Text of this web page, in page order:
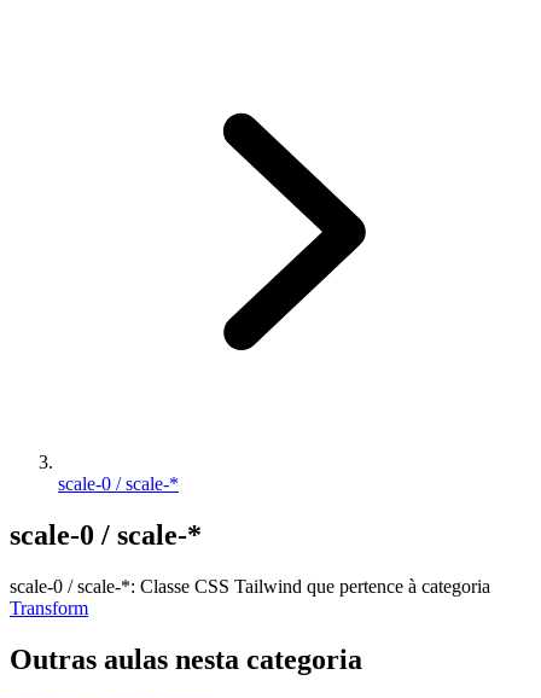
scale-0 / scale-*
scale-0 / scale-*
scale-0 / scale-*: Classe CSS Tailwind que pertence à categoria
Transform
Outras aulas nesta categoria